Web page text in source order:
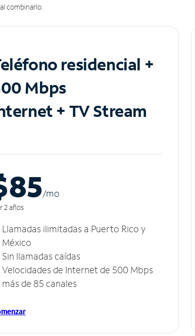
combinarlo.
residencial +
Mbps
+ TV Stream
/mo
2 años
Llamadas ilimitadas a Puerto Rico y
México
Sin llamadas caídas
Velocidades de Internet de 500 Mbps
más de 85 canales